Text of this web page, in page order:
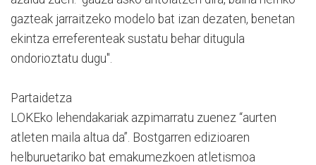
gazteak jarraitzeko modelo bat izan dezaten, benetan
ekintza erreferenteak sustatu behar ditugula
ondorioztatu dugu".
Partaidetza
LOKEko lehendakariak azpimarratu zuenez “aurten
atleten maila altua da”. Bostgarren edizioaren
helburuetariko bat emakumezkoen atletismoa